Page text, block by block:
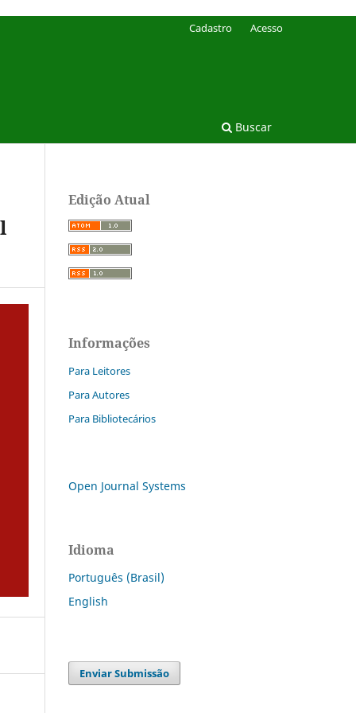
Buscar
Cadastro Acesso
Edição Atual
Informações
Para Leitores
Para Autores
Para Bibliotecários
Open Journal Systems
Idioma
Português (Brasil)
English
Enviar Submissão